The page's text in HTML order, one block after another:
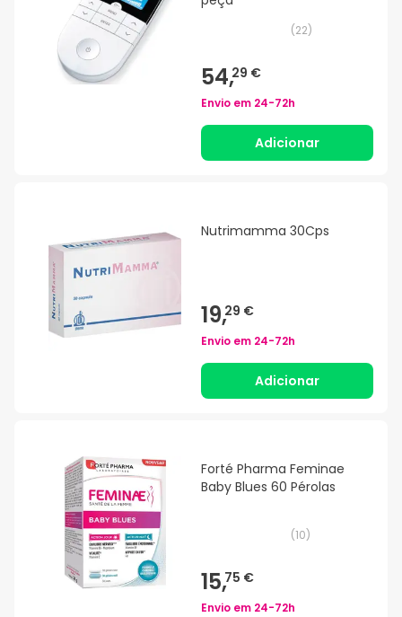
(22)
54,29 €
Envio em 24-72h
Adicionar
Nutrimamma 30Cps
19,29 €
Envio em 24-72h
Adicionar
Forté Pharma Feminae
Baby Blues 60 Pérolas
(10)
15,75 €
Envio em 24-72h